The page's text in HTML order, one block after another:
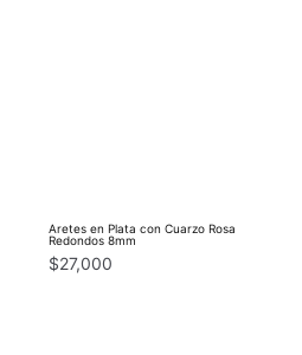
Aretes en Plata con Cuarzo Rosa
Redondos 8mm
$27,000